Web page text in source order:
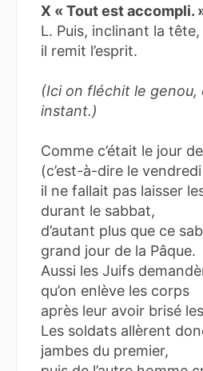
X « Tout est accompli.
L. Puis, inclinant la tête,
il remit l’esprit.
(Ici on fléchit le genou,
instant.)
Comme c’était le jour
(c’est-à-dire le
il ne fallait pas laisser
durant le sabbat,
d’autant plus que ce
grand jour de la Pâque.
Aussi les Juifs
qu’on enlève les corps
après leur avoir brisé
Les soldats allèrent
jambes du premier,